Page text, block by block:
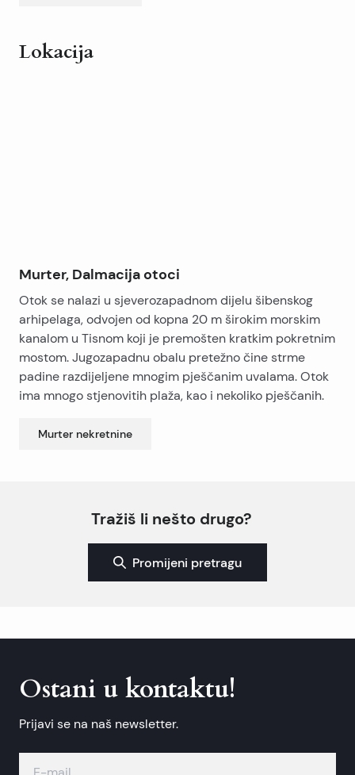
Lokacija
Murter, Dalmacija otoci
Otok se nalazi u sjeverozapadnom dijelu šibenskog
arhipelaga, odvojen od kopna 20 m širokim morskim
kanalom u Tisnom koji je premošten kratkim pokretnim
mostom. Jugozapadnu obalu pretežno čine strme
padine razdijeljene mnogim pješčanim uvalama. Otok
ima mnogo stjenovitih plaža, kao i nekoliko pješčanih.
Murter nekretnine
Tražiš li nešto drugo?
Promijeni pretragu
Ostani u kontaktu!
Prijavi se na naš newsletter.